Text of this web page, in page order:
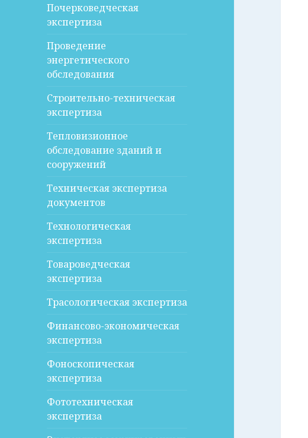
Почерковедческая
экспертиза
Проведение
энергетического
обследования
Строительно-техническая
экспертиза
Тепловизионное
обследование зданий и
сооружений
Техническая экспертиза
документов
Технологическая
экспертиза
Товароведческая
экспертиза
Трасологическая экспертиза
Финансово-экономическая
экспертиза
Фоноскопическая
экспертиза
Фототехническая
экспертиза